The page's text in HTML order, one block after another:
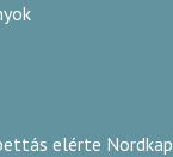
elérte